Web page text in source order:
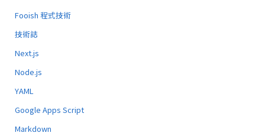
Fooish 程式技術
技術誌
Next.js
Node.js
YAML
Google Apps Script
Markdown